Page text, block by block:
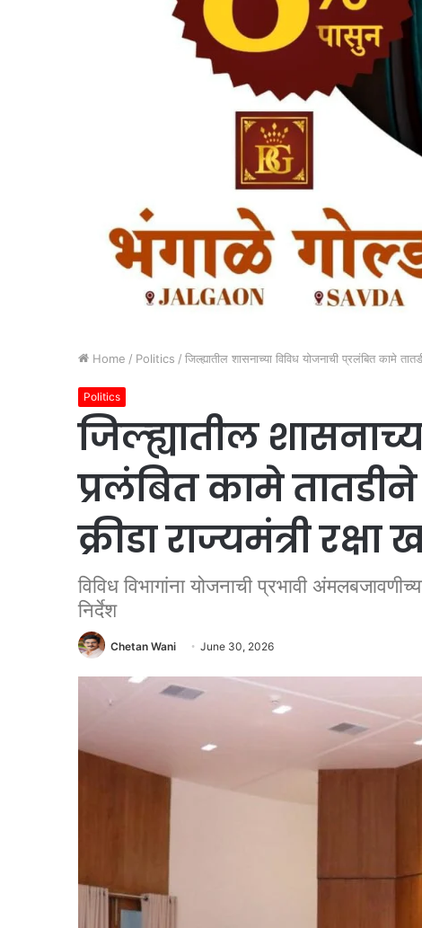
Home / Politics / जिल्ह्यातील शासनाच्या विविध योजनाची प्रलंबित कामे
Politics
जिल्ह्यातील
प्रलंबित कामे
क्रीडा राज्यमंत्री
विविध विभागांना योजनाची प्रभावी
निर्देश
Chetan Wani June 30, 2026